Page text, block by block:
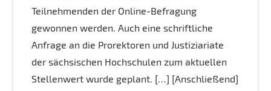
Teilnehmenden der Online-Befragung
gewonnen werden. Auch eine schriftliche
Anfrage an die Prorektoren und Justiziariate
der sächsischen Hochschulen zum aktuellen
Stellenwert wurde geplant. […] [Anschließend]